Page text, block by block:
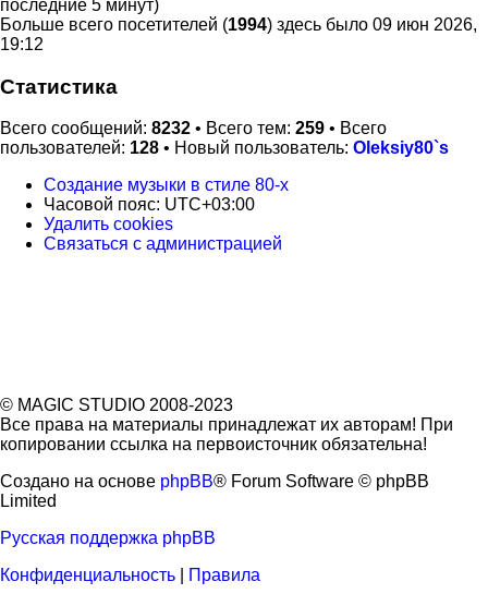
последние 5 минут)
Больше всего посетителей (1994) здесь было 09 июн 2026,
19:12
Статистика
Всего сообщений: 8232 • Всего тем: 259 • Всего
пользователей: 128 • Новый пользователь: Oleksiy80`s
Создание музыки в стиле 80-х
Часовой пояс: UTC+03:00
Удалить cookies
Связаться с
Связаться с администрацией
© MAGIC STUDIO 2008-2023
Все права на материалы принадлежат их авторам! При
копировании ссылка на первоисточник обязательна!
Создано на основе phpBB® Forum Software © phpBB
Limited
Русская поддержка phpBB
Конфиденциальность
Правила